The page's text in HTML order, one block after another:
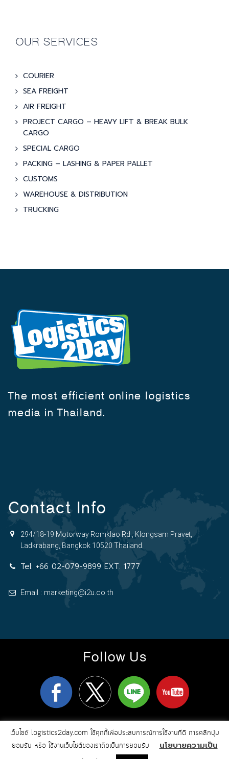
OUR SERVICES
COURIER
SEA FREIGHT
AIR FREIGHT
PROJECT CARGO – HEAVY LIFT & BREAK BULK
CARGO
SPECIAL CARGO
PACKING – LASHING & PAPER PALLET
CUSTOMS
WAREHOUSE & DISTRIBUTION
TRUCKING
The most efficient online logistics
media in Thailand.
Contact Info
294/18-19 Motorway Romklao Rd., Klongsam Pravet,
Ladkrabang, Bangkok 10520 Thailand.
Tel: +66 02-079-9899 EXT. 1777
Email : marketing@i2u.co.th
Follow Us
Copyright 2026logistics2day.com© All Rights Reserved
Online Marketing & Web Design by i2u
Communication
เว็บไซต์ logistics2day.com ใช้คุกกี้เพื่อประสบการณ์การใช้งานที่ดี การคลิกปุ่ม
ยอมรับ หรือ ใช้งานเว็บไซต์ของเราถือเป็นการยอมรับ
นโยบายความเป็น